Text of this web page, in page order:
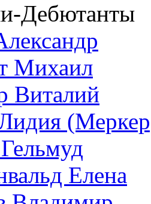
Дебютанты
Михаил
Виталий
Елена